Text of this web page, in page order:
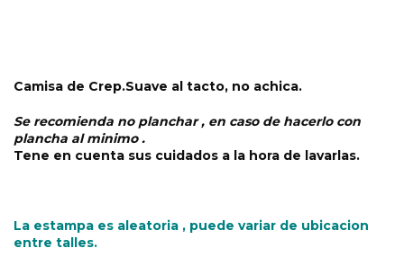
Camisa de Crep.Suave al tacto, no achica.
Se recomienda no planchar , en caso de hacerlo con
plancha al minimo .
Tene en cuenta sus cuidados a la hora de lavarlas.
La estampa es aleatoria , puede variar de ubicacion
entre talles.